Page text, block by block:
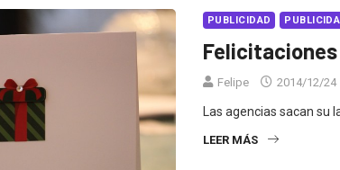
PUBLICIDAD
Felipe 2014/12/24
Las agencias sacan su
LEER MÁS